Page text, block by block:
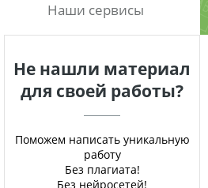
Наши сервисы
Не нашли материал
для своей работы?
Поможем написать уникальную
работу
Без плагиата!
Без нейросетей!